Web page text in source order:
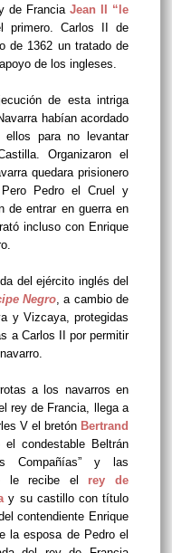
de Francia Jean II “le
primero. Carlos II de
de 1362 un tratado de
de los ingleses.
de esta intriga
habían acordado
ellos para no levantar
Organizaron el
quedara prisionero
Pedro el Cruel y
de entrar en guerra en
incluso con Enrique
del ejército inglés del
Negro, a cambio de
y Vizcaya, protegidas
a Carlos II por permitir
a los navarros en
rey de Francia, llega a
V el bretón Bertrand
condestable Beltrán
Compañías” y las
le recibe el rey de
y su castillo con título
contendiente Enrique
la esposa de Pedro el